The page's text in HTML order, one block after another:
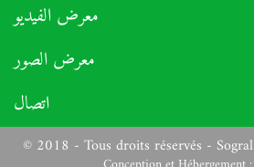
معرض الفيديو
معرض الصور
اتصال
© 2018 - Tous droits réservés - Sogral